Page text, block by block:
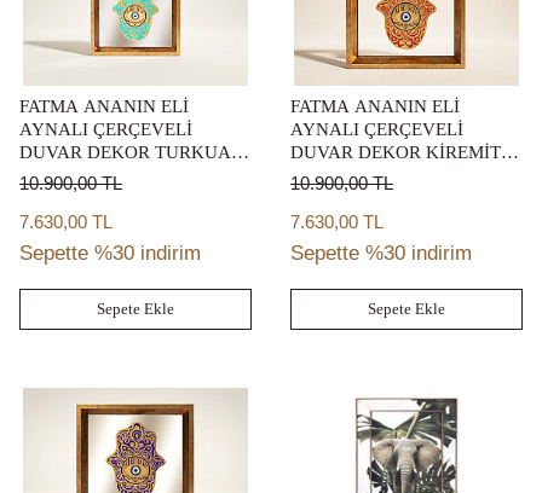
FATMA ANANIN ELİ
AYNALI ÇERÇEVELİ
DUVAR DEKOR TURKUAZ
22X22 CM
10.900,00TL
7.630,00 TL
Sepette %30 indirim
Sepete Ekle
FATMA ANANIN ELİ
AYNALI ÇERÇEVELİ
DUVAR DEKOR KİREMİT
22X22 CM
10.900,00TL
7.630,00 TL
Sepette %30 indirim
Sepete Ekle